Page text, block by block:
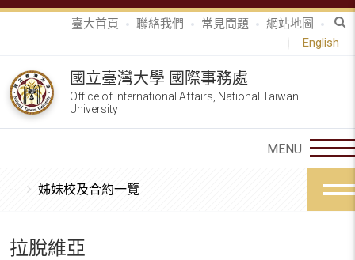
臺大首頁 聯絡我們 常見問題
網站地圖
English
國立臺灣大學 國際事務處
Office of International Affairs, National Taiwan
University
姊妹校及合約一覽
拉脫維亞